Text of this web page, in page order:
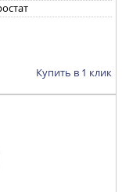
Купить в 1 клик